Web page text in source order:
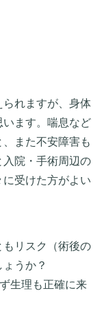
れますが、身体
ます。喘息など
また不安障害も
院・手術周辺の
受けた方がよい
リスク（術後の
うか？
生理も正確に来